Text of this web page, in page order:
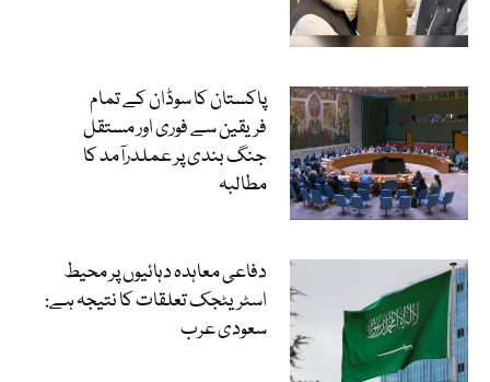
پاکستان کا سوڈان کے تمام
فریقین سے فوری اور مستقل
جنگ بندی پر عملدرآمد کا
مطالبہ
دفاعی معاہدہ دہائیوں پر محیط
اسٹریٹجک تعلقات کا نتیجہ ہے:
سعودی عرب